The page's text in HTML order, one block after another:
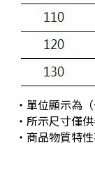
・單位顯示為
・所示尺寸僅
・商品物質特